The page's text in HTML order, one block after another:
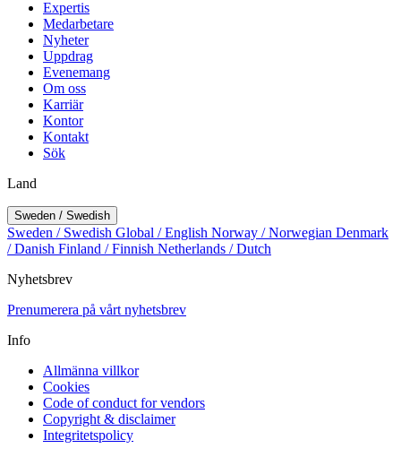
Expertis
Medarbetare
Nyheter
Uppdrag
Evenemang
Om oss
Karriär
Kontor
Kontakt
Sök
Land
Sweden / Swedish
Sweden / Swedish Global / English Norway / Norwegian Denmark
/ Danish Finland / Finnish Netherlands / Dutch
Nyhetsbrev
Prenumerera på vårt nyhetsbrev
Info
Allmänna villkor
Cookies
Code of conduct for vendors
Copyright & disclaimer
Integritetspolicy